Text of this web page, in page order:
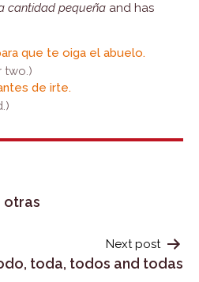
cantidad pequeña and has
que te oiga el abuelo.
two.)
de irte.
otras
Next post
toda, todos and todas